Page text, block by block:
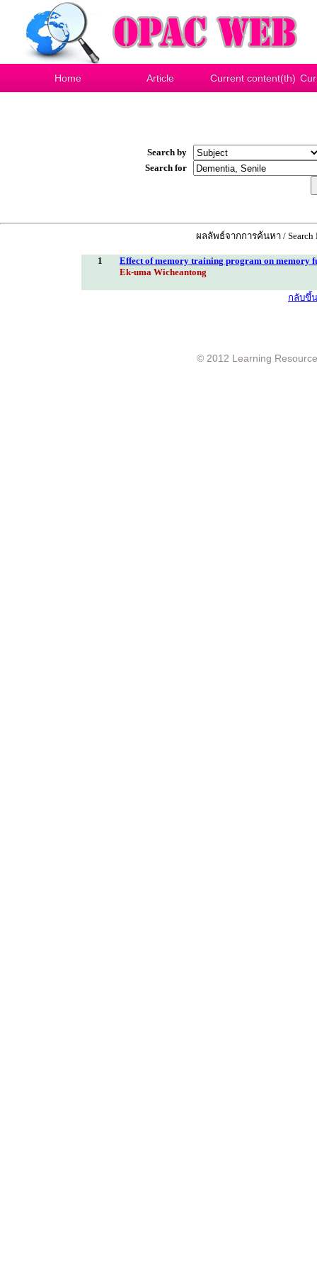
Home Article Current content(th)
Search by
Search for
ผลลัพธ์จากการค้นหา / Search
1
Effect of memory training program on memory
Ek-uma Wicheantong
กลับขึ้
© 2012 Learning